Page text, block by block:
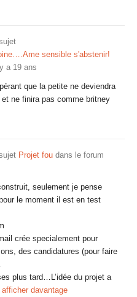
sensible s'abstenir!
a 19 ans
que la petite ne deviendra
ne finira pas comme britney
Projet fou dans le forum
seulement je pense
le moment il est en test
crée specialement pour
des candidatures (pour faire
plus tard…L’idée du projet a
afficher davantage